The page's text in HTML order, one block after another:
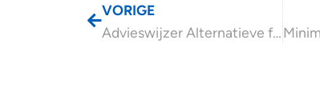
VORIGE
Advieswijzer Alternatieve financieringsvormen